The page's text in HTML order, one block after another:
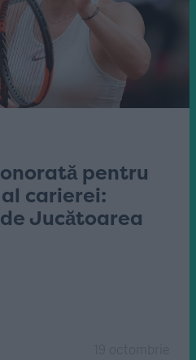
pentru
carierei:
Jucătoarea